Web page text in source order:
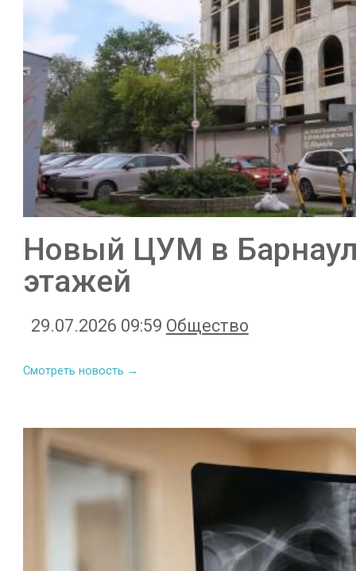
Новый ЦУМ в
этажей
29.07.2026 09:59 Общество
Смотреть новость →